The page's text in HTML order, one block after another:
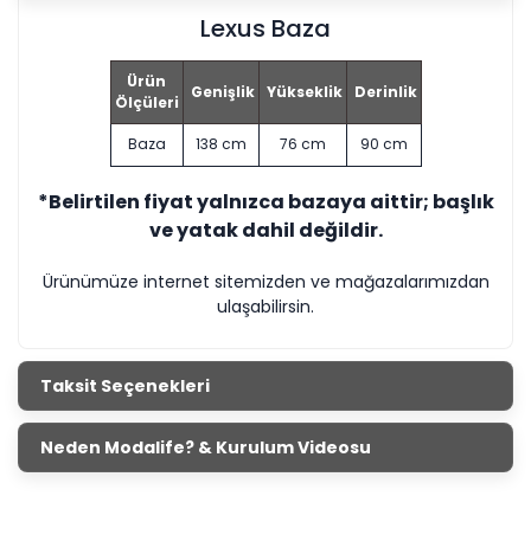
Lexus Baza
Ürün
Ölçüleri
Genişlik Yükseklik Derinlik
Baza 138 cm 76 cm 90 cm
*Belirtilen fiyat yalnızca bazaya aittir; başlık
ve yatak dahil değildir.
Ürünümüze internet sitemizden ve mağazalarımızdan
ulaşabilirsin.
Taksit Seçenekleri
Neden Modalife? & Kurulum Videosu